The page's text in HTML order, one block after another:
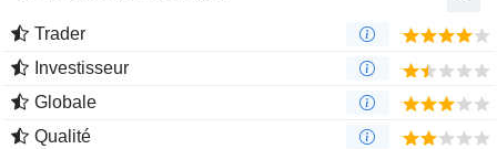
Trader
Investisseur
Globale
Qualité